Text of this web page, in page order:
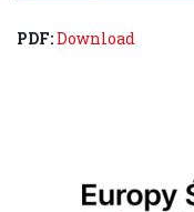
PDF:Download